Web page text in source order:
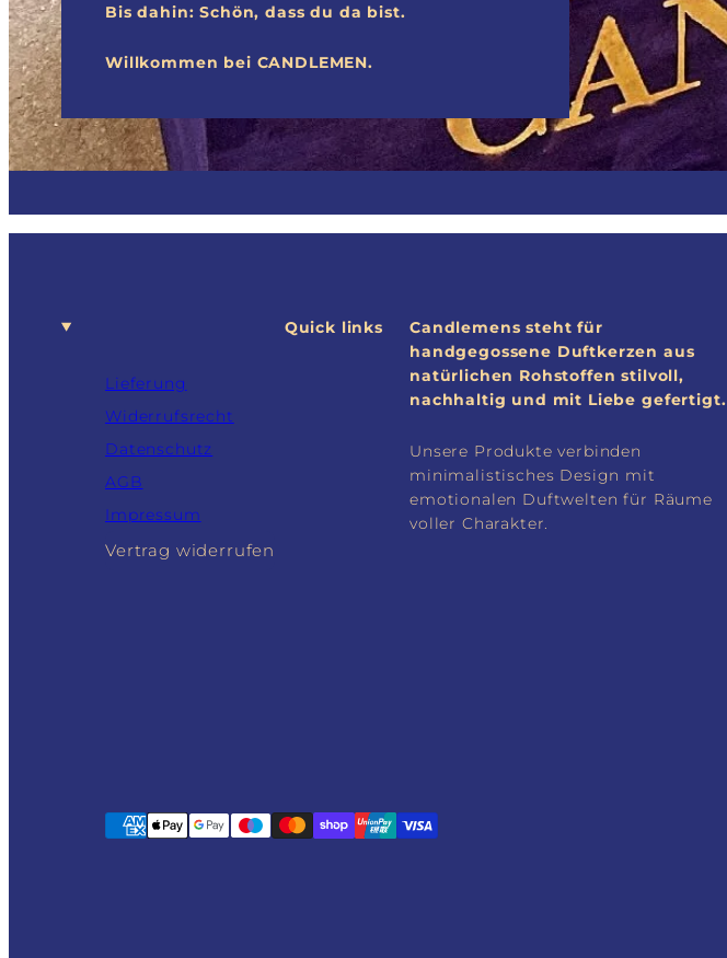
Bis dahin: Schön, dass du da bist.
Willkommen bei CANDLEMEN.
Quick links
Lieferung
Widerrufsrecht
Datenschutz
AGB
Impressum
Vertrag widerrufen
Candlemens steht für
handgegossene Duftkerzen aus
natürlichen Rohstoffen stilvoll,
nachhaltig und mit Liebe gefertigt.
Unsere Produkte verbinden
minimalistisches Design mit
emotionalen Duftwelten für Räume
voller Charakter.
Zahlungsarten